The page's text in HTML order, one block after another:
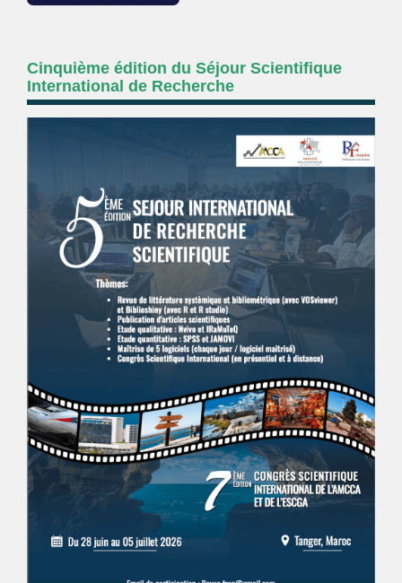
Cinquième édition du Séjour Scientifique
International de Recherche